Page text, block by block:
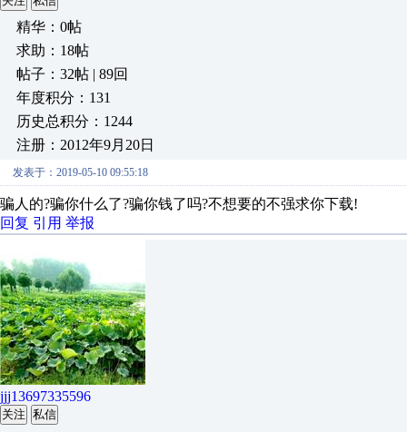
精华：0帖
求助：18帖
帖子：32帖 | 89回
年度积分：131
历史总积分：1244
注册：2012年9月20日
发表于：2019-05-10 09:55:18
骗人的?骗你什么了?骗你钱了吗?不想要的不强求你下载!
回复 引用 举报
jjj13697335596
关注 私信